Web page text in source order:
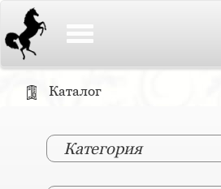
Каталог
Категория